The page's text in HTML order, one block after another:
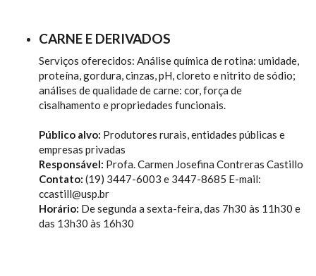
CARNE E DERIVADOS
Serviços oferecidos: Análise química de rotina: umidade,
proteína, gordura, cinzas, pH, cloreto e nitrito de sódio;
análises de qualidade de carne: cor, força de
cisalhamento e propriedades funcionais.
Público alvo: Produtores rurais, entidades públicas e
empresas privadas
Responsável: Profa. Carmen Josefina Contreras Castillo
Contato: (19) 3447-6003 e 3447-8685 E-mail:
ccastill@usp.br
Horário: De segunda a sexta-feira, das 7h30 às 11h30 e
das 13h30 às 16h30